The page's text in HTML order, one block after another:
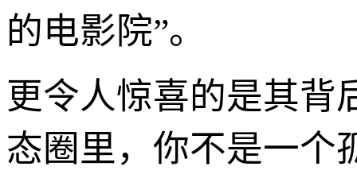
的电影院”。
更令人惊喜的是其背
态圈里，你不是一个